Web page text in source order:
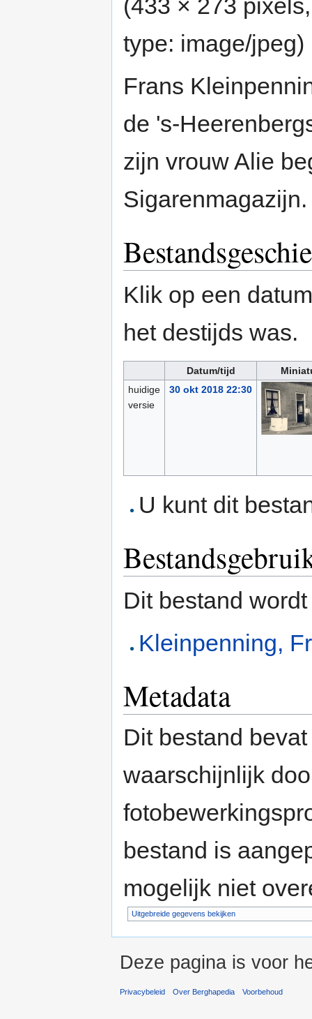
(433 × 273
type: image/jpeg)
Frans
de 's-
zijn vrouw Alie
Sigarenmagazijn.
Klik op een
het destijds was.
Datum/tijd
huidige
versie
30 okt 2018 22:30
U kunt dit
Dit bestand
Kleinpenning,
Metadata
Dit bestand
waarschijnlijk
bestand is
mogelijk niet
Uitgebreide gegevens bekijken
Deze pagina is voor
Privacybeleid Over Berghapedia Voorbehoud